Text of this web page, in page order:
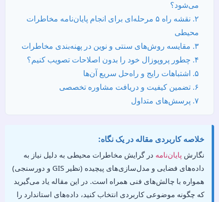
می‌شود؟
۲. نقشه راه ۵ مرحله‌ای برای انجام پایان‌نامه مخاطرات
محیطی
۳. مقایسه روش‌های سنتی و نوین در پهنه‌بندی مخاطرات
۴. چطور پروپوزال خود را بدون اصلاحات تصویب کنیم؟
۵. اشتباهات رایج و راه‌حل سریع آن‌ها
۶. تضمین کیفیت و دریافت مشاوره تخصصی
۷. پرسش‌های متداول
خلاصه کاربردی مقاله در یک نگاه:
نگارش پایان‌نامه در گرایش مخاطرات محیطی به دلیل نیاز به
داده‌های فضایی و مدل‌سازی‌های پیچیده (نظیر GIS و دورسنجی)
همواره با چالش‌های فنی همراه است. در این مقاله یاد می‌گیرید
که چگونه موضوعی کاربردی انتخاب کنید، داده‌های استاندارد را